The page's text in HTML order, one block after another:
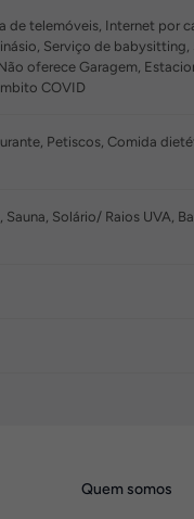
de telemóveis, Internet por
Serviço de babysitting,
oferece Garagem,
COVID
Petiscos, Comida
Solário/ Raios UVA,
Quem somos